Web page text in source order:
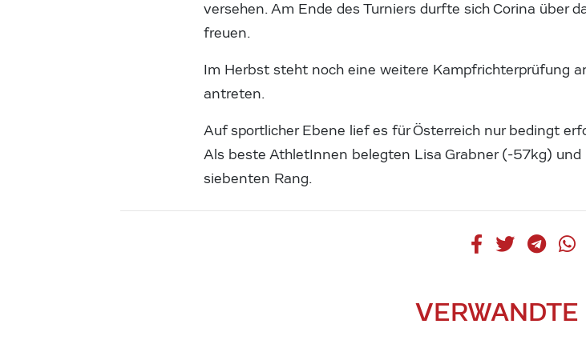
versehen. Am Ende des Turniers durfte sich Corina über
freuen.
Im Herbst steht noch eine weitere Kampfrichterprüfung
antreten.
Auf sportlicher Ebene lief es für Österreich nur bedingt
Als beste AthletInnen belegten Lisa Grabner (-57kg)
siebenten Rang.
VERWANDTE